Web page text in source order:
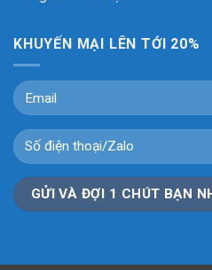
KHUYẾN MẠI LÊN TỚI 20%